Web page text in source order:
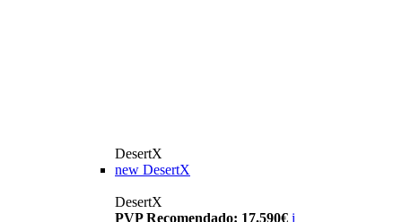
DesertX
new DesertX
DesertX
PVP Recomendado: 17.590€ i